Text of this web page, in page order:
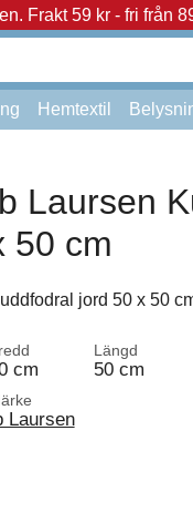
Frakt 59 kr - fri från
Hemtextil
Laursen
50 cm
jord 50 x 50
cm
Längd
50 cm
Laursen